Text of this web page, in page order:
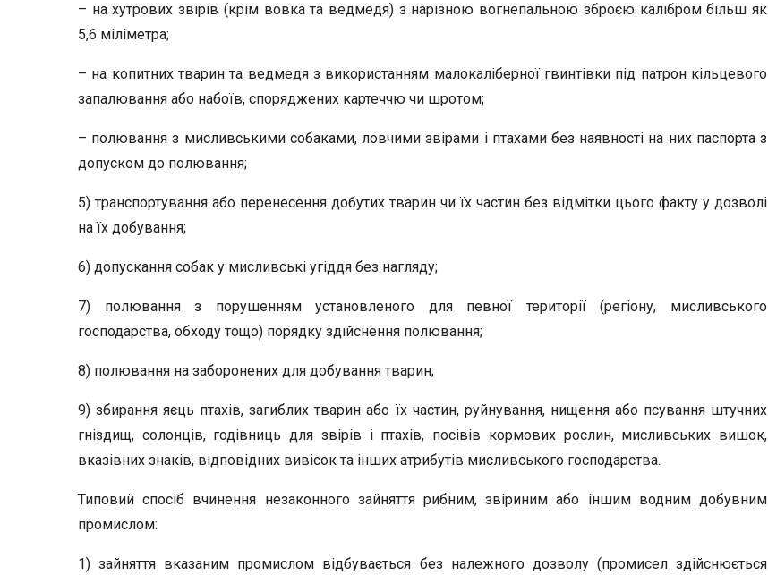
– на хутрових звірів (крім вовка та ведмедя) з нарізною вогнепальною зброєю калібром більш як
5,6 міліметра;
– на копитних тварин та ведмедя з використанням малокаліберної гвинтівки під патрон кільцевого
запалювання або набоїв, споряджених картеччю чи шротом;
– полювання з мисливськими собаками, ловчими звірами і птахами без наявності на них паспорта з
допуском до полювання;
5) транспортування або перенесення добутих тварин чи їх частин без відмітки цього факту у дозволі
на їх добування;
6) допускання собак у мисливські угіддя без нагляду;
7) полювання з порушенням установленого для певної території (регіону, мисливського
господарства, обходу тощо) порядку здійснення полювання;
8) полювання на заборонених для добування тварин;
9) збирання яєць птахів, загиблих тварин або їх частин, руйнування, нищення або псування штучних
гніздищ, солонців, годівниць для звірів і птахів, посівів кормових рослин, мисливських вишок,
вказівних знаків, відповідних вивісок та інших атрибутів мисливського господарства.
Типовий спосіб вчинення незаконного зайняття рибним, звіриним або іншим водним добувним
промислом:
1) зайняття вказаним промислом відбувається без належного дозволу (промисел здійснюється